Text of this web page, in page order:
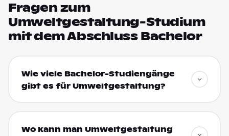
Fragen zum
Umweltgestaltung-Studium
mit dem Abschluss Bachelor
Wie viele Bachelor-Studiengänge
gibt es für Umweltgestaltung?
Wo kann man Umweltgestaltung